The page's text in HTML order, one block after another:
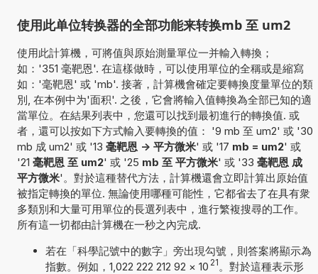
使用此单位转换器的全部功能来转换mb 至 um2
使用此計算機，可將值與原始測量單位一并輸入轉換；
如：'351 毫靶恩'. 在這樣做時，可以使用單位的全稱或是縮寫
如：'毫靶恩' 或 'mb'. 接著，計算機會確定要轉換度量單位的類
別, 在本例中为'面积'. 之後，它會將輸入值轉換為全部已知的適
當單位。在結果列表中，您還可以找到最初進行的轉換值. 或
者，還可以按如下方式輸入要轉換的值： '9 mb 至 um2' 或 '30
mb 成 um2' 或 '13 毫靶恩 -> 平方微米' 或 '17 mb = um2' 或
'21 毫靶恩 至 um2' 或 '25 mb 至 平方微米' 或 '33 毫靶恩 成
平方微米'。對於這種替代方法，計算機還會立即計算出原始值
被指定轉換的單位. 無論使用哪種可能性，它都省去了在具有衆
多類別和大量可用單位的長選列表中，進行繁複搜尋的工作。
所有這一切都由計算機在一秒之內完成.
若在「科學記號中的數字」旁出現勾號，則答案將顯示為
指數。例如，1,022 222 212 92 × 10 21 。對於這種表示形